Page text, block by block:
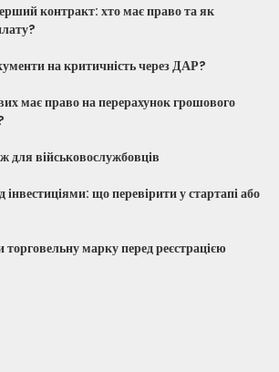
контракт: хто має право та як
на критичність через ДАР?
має право на перерахунок грошового
для військовослужбовців
інвестиціями: що перевірити у стартапі або
торговельну марку перед реєстрацією